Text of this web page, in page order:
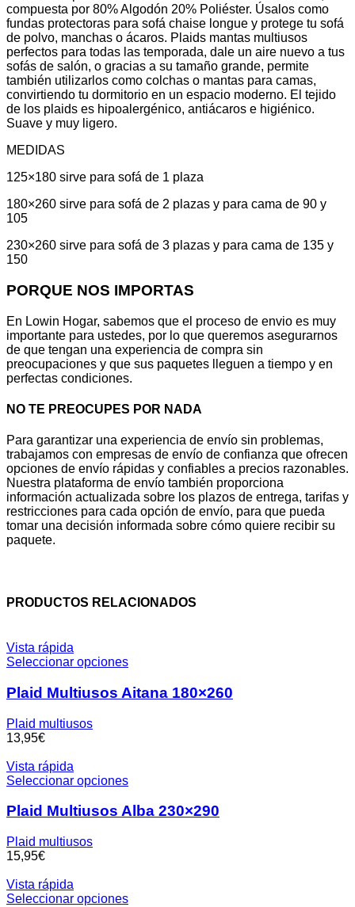
compuesta por 80% Algodón 20% Poliéster. Úsalos como
fundas protectoras para sofá chaise longue y protege tu sofá
de polvo, manchas o ácaros. Plaids mantas multiusos
perfectos para todas las temporada, dale un aire nuevo a tus
sofás de salón, o gracias a su tamaño grande, permite
también utilizarlos como colchas o mantas para camas,
convirtiendo tu dormitorio en un espacio moderno. El tejido
de los plaids es hipoalergénico, antiácaros e higiénico.
Suave y muy ligero.
MEDIDAS
125×180 sirve para sofá de 1 plaza
180×260 sirve para sofá de 2 plazas y para cama de 90 y
105
230×260 sirve para sofá de 3 plazas y para cama de 135 y
150
PORQUE NOS IMPORTAS
En Lowin Hogar, sabemos que el proceso de envio es muy
importante para ustedes, por lo que queremos asegurarnos
de que tengan una experiencia de compra sin
preocupaciones y que sus paquetes lleguen a tiempo y en
perfectas condiciones.
NO TE PREOCUPES POR NADA
Para garantizar una experiencia de envío sin problemas,
trabajamos con empresas de envío de confianza que ofrecen
opciones de envío rápidas y confiables a precios razonables.
Nuestra plataforma de envío también proporciona
información actualizada sobre los plazos de entrega, tarifas y
restricciones para cada opción de envío, para que pueda
tomar una decisión informada sobre cómo quiere recibir su
paquete.
PRODUCTOS RELACIONADOS
Vista rápida
Seleccionar opciones
Plaid Multiusos Aitana 180×260
Plaid multiusos
13,95€
Vista rápida
Seleccionar opciones
Plaid Multiusos Alba 230×290
Plaid multiusos
15,95€
Vista rápida
Seleccionar opciones